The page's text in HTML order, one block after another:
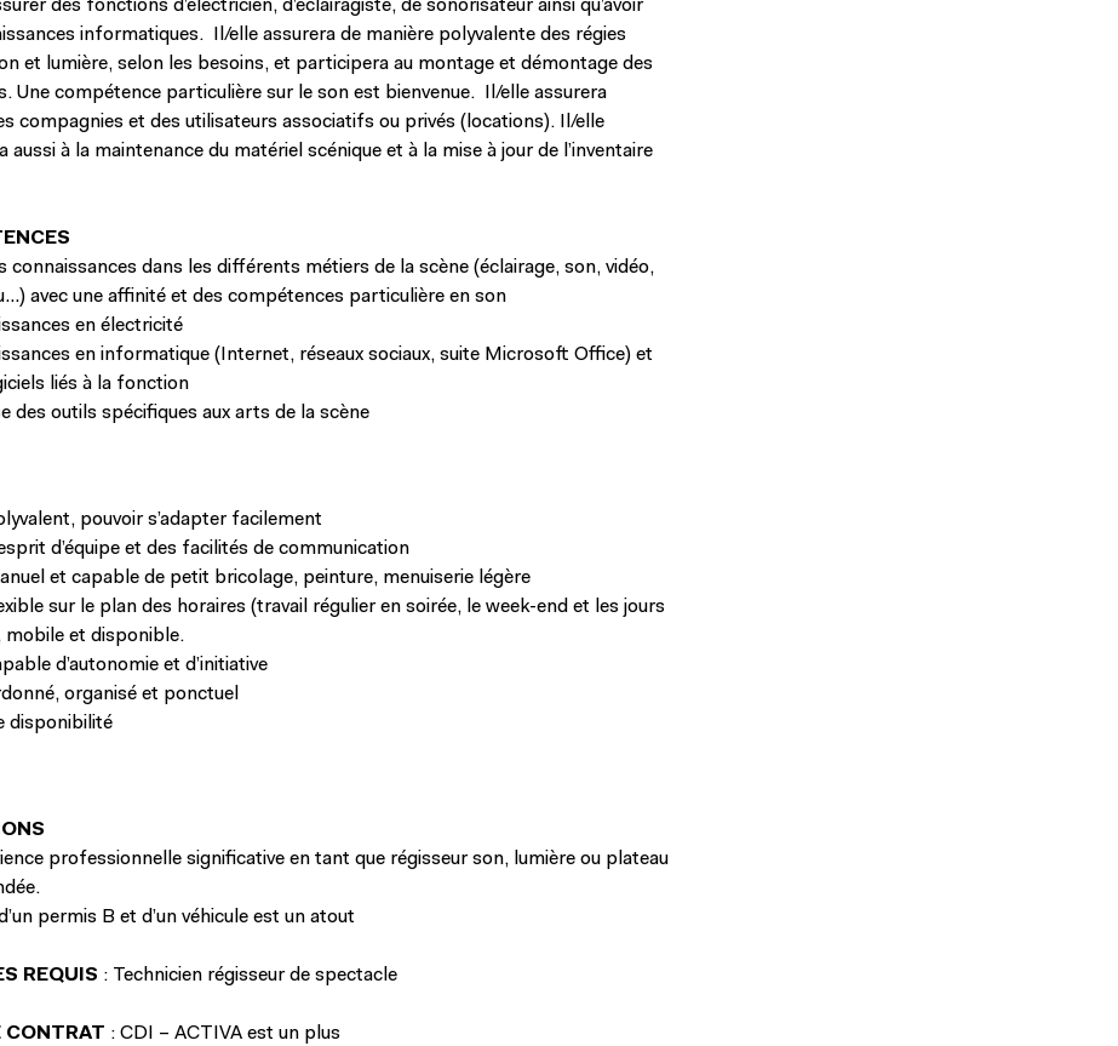
des fonctions d’électricien, d’éclairagiste, de sonorisateur ainsi qu’avoir
informatiques. Il/elle assurera de manière polyvalente des régies
et lumière, selon les besoins, et participera au montage et démontage des
Une compétence particulière sur le son est bienvenue. Il/elle assurera
compagnies et des utilisateurs associatifs ou privés (locations). Il/elle
aussi à la maintenance du matériel scénique et à la mise à jour de l’inventaire
connaissances dans les différents métiers de la scène (éclairage, son, vidéo,
avec une affinité et des compétences particulière en son
en électricité
en informatique (Internet, réseaux sociaux, suite Microsoft Office) et
liés à la fonction
des outils spécifiques aux arts de la scène
pouvoir s’adapter facilement
d’équipe et des facilités de communication
et capable de petit bricolage, peinture, menuiserie légère
sur le plan des horaires (travail régulier en soirée, le week-end et les jours
mobile et disponible.
d’autonomie et d’initiative
organisé et ponctuel
disponibilité
professionnelle significative en tant que régisseur son, lumière ou plateau
permis B et d’un véhicule est un atout
REQUIS : Technicien régisseur de spectacle
CONTRAT : CDI – ACTIVA est un plus